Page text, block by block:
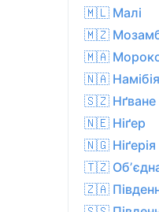
🇲🇱 Малі
🇲🇿
🇲🇦
🇳🇦 Намібія
🇸🇿 Нґване
🇳🇪 Ніґер
🇳🇬 Ніґерія
🇹🇿
🇿🇦